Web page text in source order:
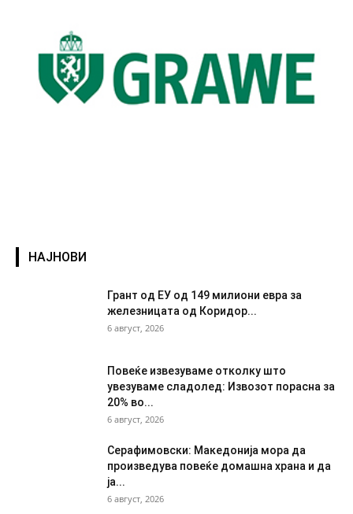
НАЈНОВИ
Грант од ЕУ од 149 милиони евра за
железницата од Коридор...
6 август, 2026
Повеќе извезуваме отколку што
увезуваме сладолед: Извозот порасна за
20% во...
6 август, 2026
Серафимовски: Македонија мора да
произведува повеќе домашна храна и да
ја...
6 август, 2026